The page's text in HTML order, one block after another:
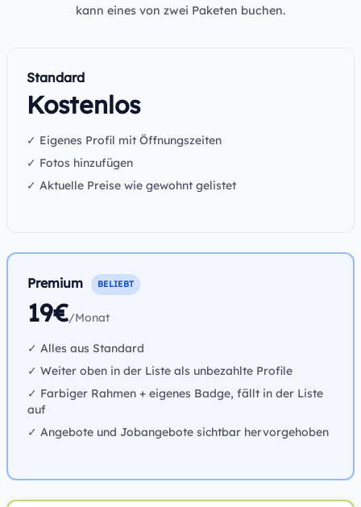
kann eines von zwei Paketen buchen.
Standard
Kostenlos
✓ Eigenes Profil mit Öffnungszeiten
✓ Fotos hinzufügen
✓ Aktuelle Preise wie gewohnt gelistet
Premium BELIEBT
19€/Monat
✓ Alles aus Standard
✓ Weiter oben in der Liste als unbezahlte Profile
✓ Farbiger Rahmen + eigenes Badge, fällt in der Liste
auf
✓ Angebote und Jobangebote sichtbar hervorgehoben